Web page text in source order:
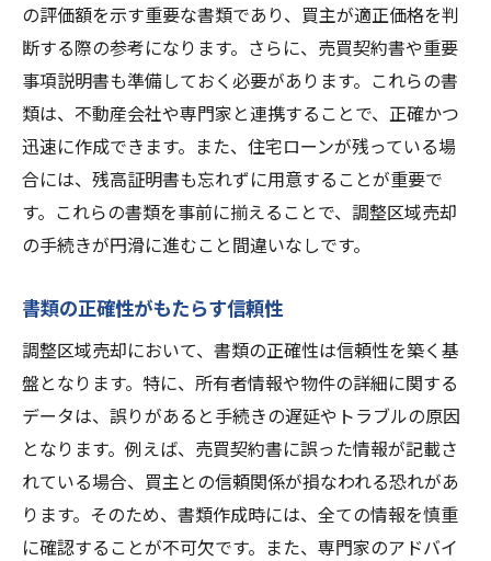
調整区域売却で知っておくべき規制と利用可能
性
調整区域特有の規制を理解する
利用可能性の確認方法と注意点
規制緩和情報を収集する
土地利用プランの立て方
規制を活かした売却提案の仕方
調整区域売却での適正価格設定がもたらす成功
市場価格の把握とその方法
価格交渉を有利に進めるテクニック
競合分析による価格設定のヒント
価格設定に影響する要素を分析する
適正価格がもたらす売却効率
価格戦略と売却期間の関係性
の評価額を示す重要な書類であり、買主が適正価格を判
断する際の参考になります。さらに、売買契約書や重要
事項説明書も準備しておく必要があります。これらの書
類は、不動産会社や専門家と連携することで、正確かつ
迅速に作成できます。また、住宅ローンが残っている場
合には、残高証明書も忘れずに用意することが重要で
す。これらの書類を事前に揃えることで、調整区域売却
の手続きが円滑に進むこと間違いなしです。
書類の正確性がもたらす信頼性
調整区域売却において、書類の正確性は信頼性を築く基
盤となります。特に、所有者情報や物件の詳細に関する
データは、誤りがあると手続きの遅延やトラブルの原因
となります。例えば、売買契約書に誤った情報が記載さ
れている場合、買主との信頼関係が損なわれる恐れがあ
ります。そのため、書類作成時には、全ての情報を慎重
に確認することが不可欠です。また、専門家のアドバイ